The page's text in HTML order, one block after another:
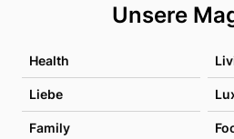
Unsere
Health
Liebe
Family